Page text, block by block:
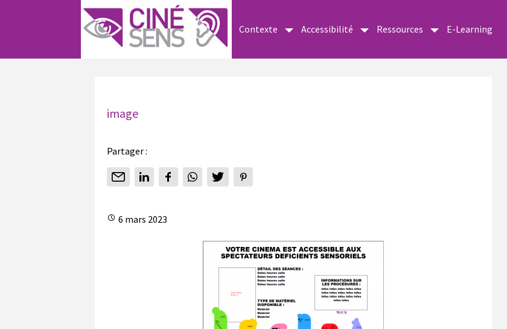
Contexte Accessibilité Ressources E-Learning
image
Partager :
6 mars 2023